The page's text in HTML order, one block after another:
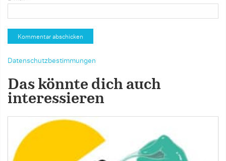
Datenschutzbestimmungen
Das könnte dich auch
interessieren